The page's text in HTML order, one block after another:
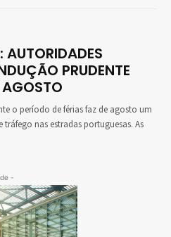
AUTORIDADES
PRUDENTE
AGOSTO
o período de férias faz de agosto um
nas estradas portuguesas. As
-